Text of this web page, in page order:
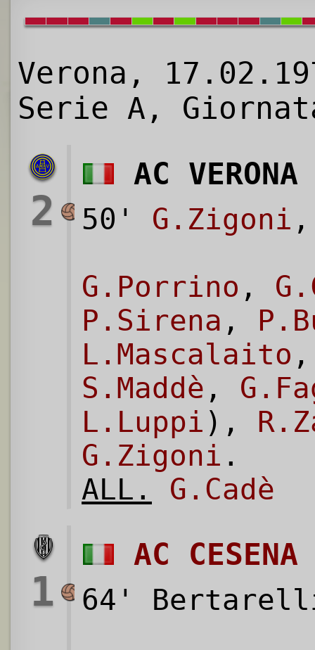
Verona,
Serie A,
2
AC
50' G.Zigoni
G.Porrino ,
P.Sirena ,
L.Mascalaito
S.Maddè ,
L.Luppi ),
G.Zigoni .
ALL.
G.Cadè
1
AC CESENA
64'